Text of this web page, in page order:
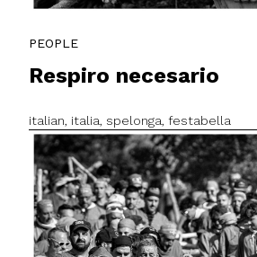
PEOPLE
Respiro necesario
italian, italia, spelonga, festabella